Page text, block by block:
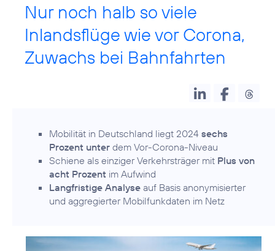
Nur noch halb so viele
Inlandsflüge wie vor Corona,
Zuwachs bei Bahnfahrten
Mobilität in Deutschland liegt 2024 sechs
Prozent unter dem Vor-Corona-Niveau
Schiene als einziger Verkehrsträger mit Plus von
acht Prozent im Aufwind
Langfristige Analyse auf Basis anonymisierter
und aggregierter Mobilfunkdaten im Netz